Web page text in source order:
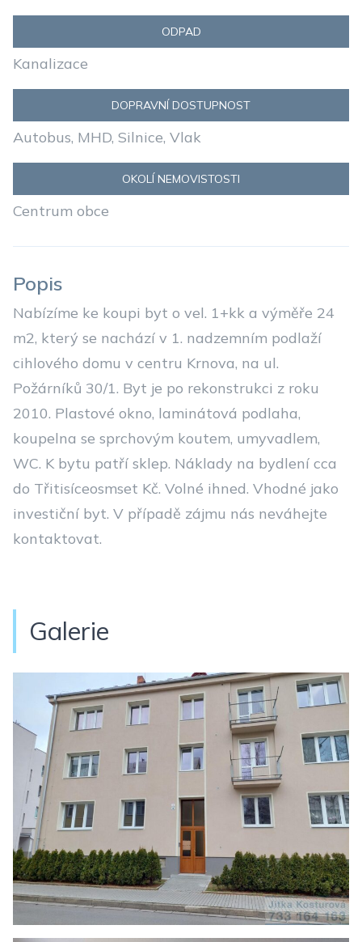
ODPAD
Kanalizace
DOPRAVNÍ DOSTUPNOST
Autobus, MHD, Silnice, Vlak
OKOLÍ NEMOVISTOSTI
Centrum obce
Popis
Nabízíme ke koupi byt o vel. 1+kk a výměře 24
m2, který se nachází v 1. nadzemním podlaží
cihlového domu v centru Krnova, na ul.
Požárníků 30/1. Byt je po rekonstrukci z roku
2010. Plastové okno, laminátová podlaha,
koupelna se sprchovým koutem, umyvadlem,
WC. K bytu patří sklep. Náklady na bydlení cca
do Třitisíceosmset Kč. Volné ihned. Vhodné jako
investiční byt. V případě zájmu nás neváhejte
kontaktovat.
Galerie